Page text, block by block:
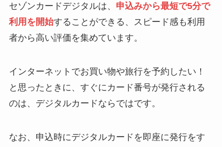
セゾンカードデジタルは、 申込みから最短で5分で
利用を開始することができる、スピード感も利用
者から高い評価を集めています。
インターネットでお買い物や旅行を予約したい！
と思ったときに、すぐにカード番号が発行される
のは、デジタルカードならではです。
なお、申込時にデジタルカードを即座に発行をす